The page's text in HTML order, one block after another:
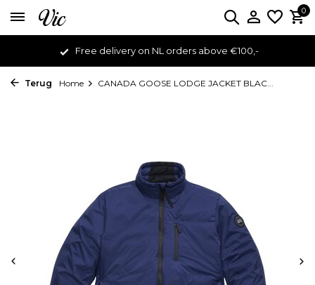
0
Free delivery on NL orders above €100,-
Terug Home CANADA GOOSE LODGE JACKET BLAC...